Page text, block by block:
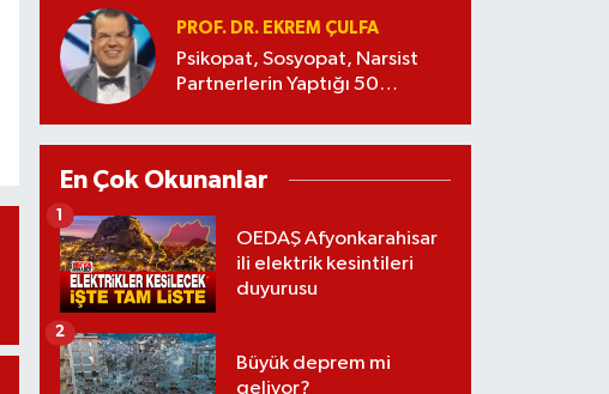
PROF. DR. EKREM ÇULFA
Psikopat, Sosyopat, Narsist
Partnerlerin Yaptığı 50
En Çok Okunanlar
OEDAŞ Afyonkarahisar
ili elektrik kesintileri
duyurusu
1
Büyük deprem mi
geliyor?
2